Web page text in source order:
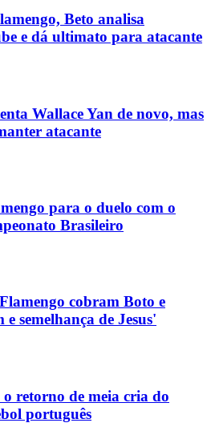
Beto analisa
e dá ultimato para atacante
Wallace Yan de novo, mas
atacante
para o duelo com o
Brasileiro
cobram Boto e
semelhança de Jesus'
retorno de meia cria do
português